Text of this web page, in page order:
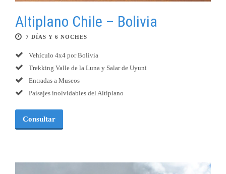
Altiplano Chile – Bolivia
7 DÍAS Y 6 NOCHES
Vehículo 4x4 por Bolivia
Trekking Valle de la Luna y Salar de Uyuni
Entradas a Museos
Paisajes inolvidables del Altiplano
Consultar